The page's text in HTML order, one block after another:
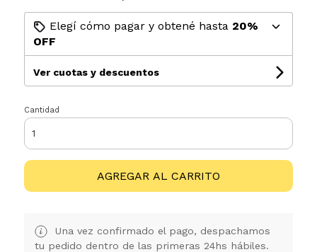
Elegí cómo pagar y obtené hasta 20%
OFF
Ver cuotas y descuentos
Cantidad
AGREGAR AL CARRITO
Una vez confirmado el pago, despachamos
tu pedido dentro de las primeras 24hs hábiles.